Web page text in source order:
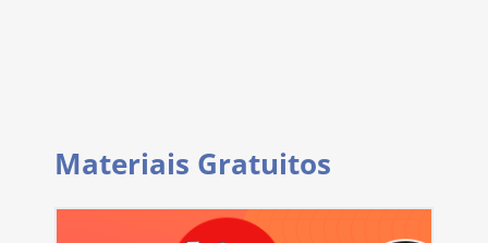
Materiais Gratuitos